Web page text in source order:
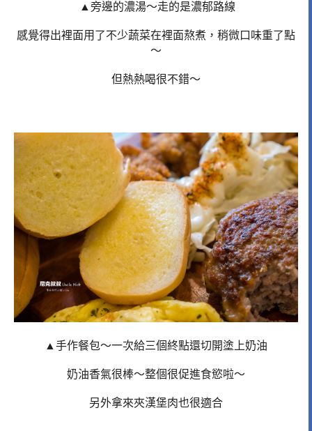
▲旁邊的濃湯～走的是濃郁路線
感覺得出裡面用了不少蔬菜在裡面熬煮，稍微口味重了點
～
但熱熱喝很不錯～
▲手作餐包～一次給三個終點還切開塗上奶油
奶油香氣很棒～整個很促進食慾啦～
另外拿來夾漢堡肉也很適合